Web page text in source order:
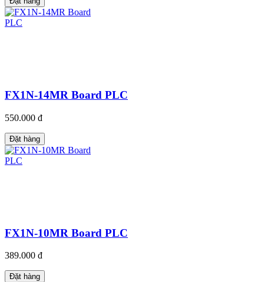
FX1N-14MR Board PLC
550.000 đ
Đặt hàng
FX1N-10MR Board PLC
389.000 đ
Đặt hàng